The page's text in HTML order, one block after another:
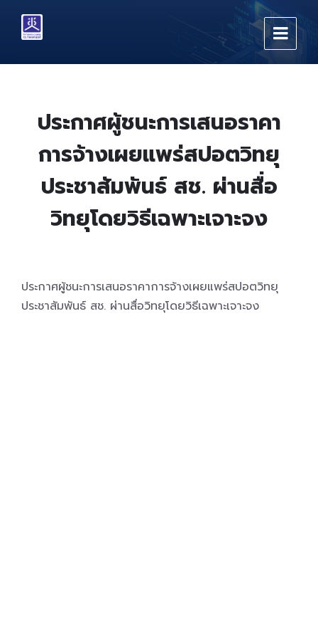
content
main
footer
ประกาศผู้ชนะการเสนอราคา
การจ้างเผยแพร่สปอตวิทยุ
ประชาสัมพันธ์ สช. ผ่านสื่อ
วิทยุโดยวิธีเฉพาะเจาะจง
ประกาศผู้ชนะการเสนอราคาการจ้างเผยแพร่สปอตวิทยุ
ประชาสัมพันธ์ สช. ผ่านสื่อวิทยุโดยวิธีเฉพาะเจาะจง